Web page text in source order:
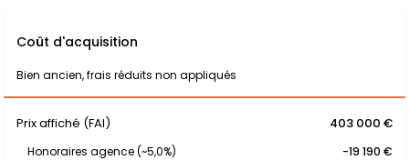
Coût d'acquisition
Bien ancien, frais réduits non appliqués
Prix affiché (FAI) 403 000 €
Honoraires agence (~5,0%)
-19 190 €